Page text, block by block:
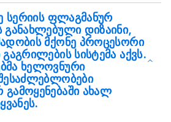
სერიის ფლაგმანურ
განახლებული დიზაინი,
მქონე პროცესორი
სისტემა აქვს.
ხელოვნური
ახალ